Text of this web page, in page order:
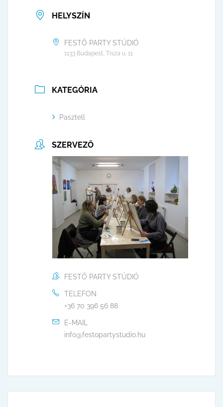
HELYSZÍN
FESTŐ PARTY STÚDIÓ
1133 Budapest, Tisza u. 11
KATEGÓRIA
Pasztell
SZERVEZŐ
FESTŐ PARTY STÚDIÓ
TELEFON
+36 70 396 56 88
E-MAIL
info@festopartystudio.hu